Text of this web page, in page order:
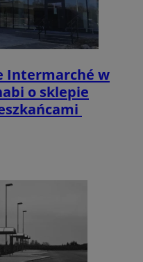
Intermarché w
o sklepie